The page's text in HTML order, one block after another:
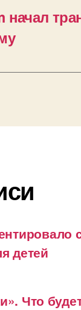
начал
детей
Что